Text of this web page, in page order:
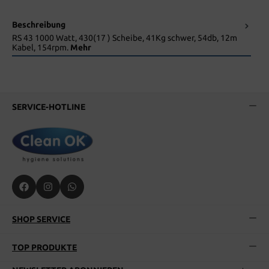
Beschreibung
RS 43 1000 Watt, 430(17 ) Scheibe, 41Kg schwer, 54db, 12m
Kabel, 154rpm. Mehr
SERVICE-HOTLINE
SHOP SERVICE
TOP PRODUKTE